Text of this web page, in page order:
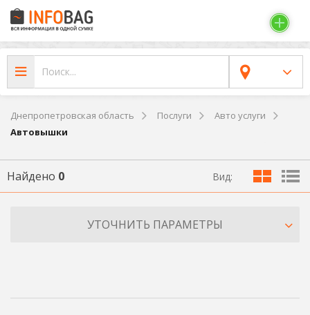
Днепропетровская область Послуги
Авто услуги
Автовышки
Найдено 0 Вид:
УТОЧНИТЬ ПАРАМЕТРЫ